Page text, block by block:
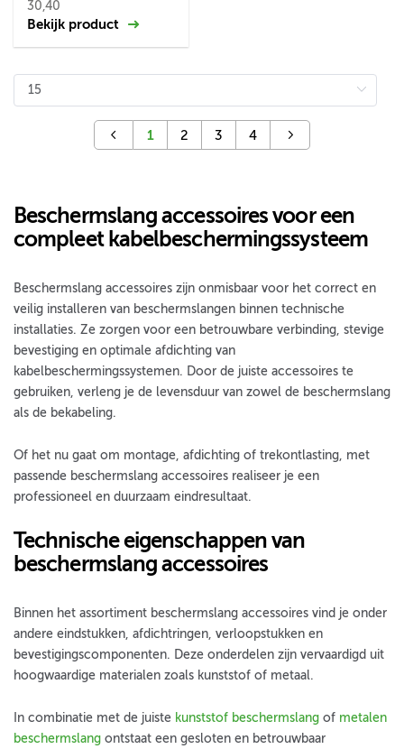
30,40
Bekijk product
1 2 3 4
Beschermslang accessoires voor een
compleet kabelbeschermingssysteem
Beschermslang accessoires zijn onmisbaar voor het correct en
veilig installeren van beschermslangen binnen technische
installaties. Ze zorgen voor een betrouwbare verbinding, stevige
bevestiging en optimale afdichting van
kabelbeschermingssystemen. Door de juiste accessoires te
gebruiken, verleng je de levensduur van zowel de beschermslang
als de bekabeling.
Of het nu gaat om montage, afdichting of trekontlasting, met
passende beschermslang accessoires realiseer je een
professioneel en duurzaam eindresultaat.
Technische eigenschappen van
beschermslang accessoires
Binnen het assortiment beschermslang accessoires vind je onder
andere eindstukken, afdichtringen, verloopstukken en
bevestigingscomponenten. Deze onderdelen zijn vervaardigd uit
hoogwaardige materialen zoals kunststof of metaal.
In combinatie met de juiste kunststof beschermslang of metalen
beschermslang ontstaat een gesloten en betrouwbaar